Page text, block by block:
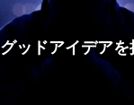
グッドアイデア